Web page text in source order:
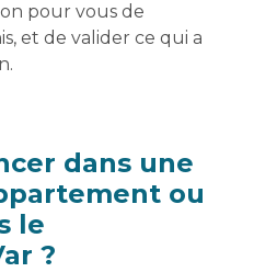
pour vous de
et de valider ce qui a
dans une
ou
le
?